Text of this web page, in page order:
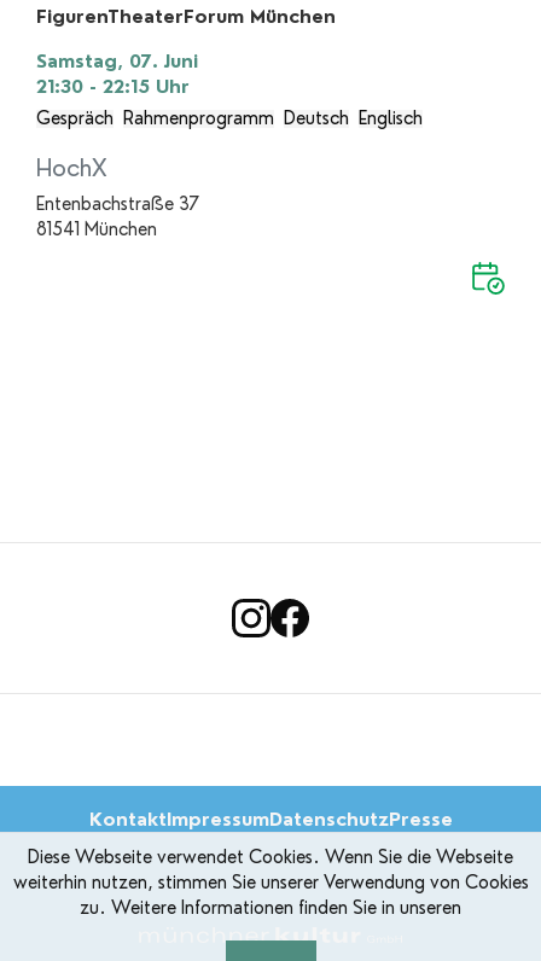
FigurenTheaterForum München
Samstag, 07. Juni
21:30 - 22:15 Uhr
Gespräch
Rahmenprogramm Deutsch Englisch
HochX
Entenbachstraße 37
81541 München
KontaktImpressumDatenschutzPresse
Diese Webseite verwendet Cookies. Wenn Sie die Webseite
weiterhin nutzen, stimmen Sie unserer Verwendung von Cookies
zu. Weitere Informationen finden Sie in unseren